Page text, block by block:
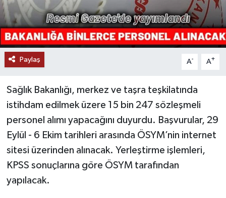
Paylaş A- A+
Sağlık Bakanlığı, merkez ve taşra teşkilatında
istihdam edilmek üzere 15 bin 247 sözleşmeli
personel alımı yapacağını duyurdu. Başvurular, 29
Eylül - 6 Ekim tarihleri arasında ÖSYM’nin internet
sitesi üzerinden alınacak. Yerleştirme işlemleri,
KPSS sonuçlarına göre ÖSYM tarafından
yapılacak.